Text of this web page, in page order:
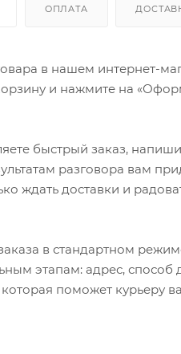
ОПЛАТА
в нашем интернет-
и нажмите на
быстрый заказ,
разговора вам
ждать доставки и
в стандартном
этапам: адрес, способ
поможет курьеру